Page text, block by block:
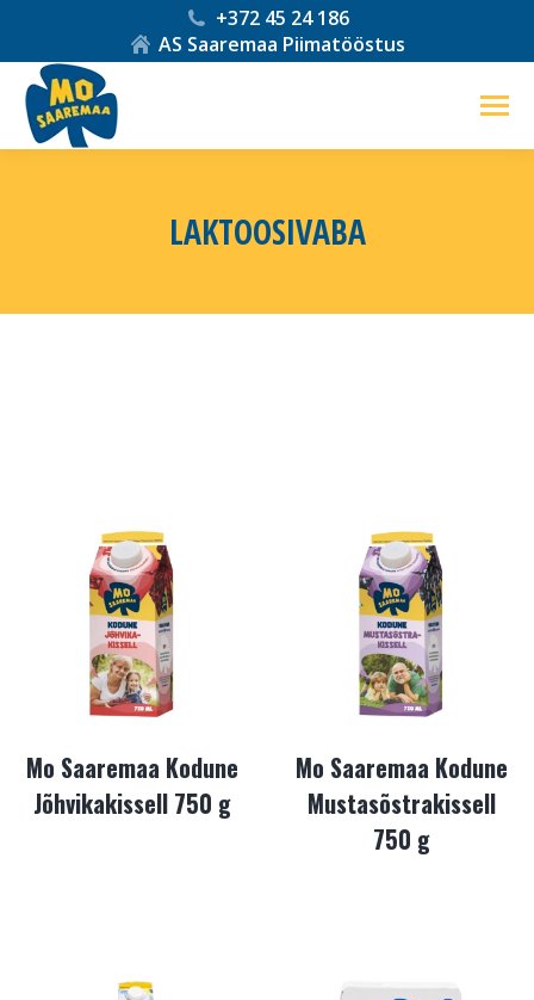
+372 45 24 186
AS Saaremaa Piimatööstus
LAKTOOSIVABA
Mo Saaremaa Kodune
Jõhvikakissell 750 g
Mo Saaremaa Kodune
Mustasõstrakissell
750 g